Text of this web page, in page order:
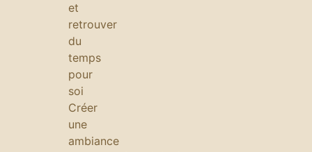
et
retrouver
du
temps
pour
soi
Créer
une
ambiance